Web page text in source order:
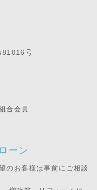
号
合会員
ーン
のお客様は事前にご相談